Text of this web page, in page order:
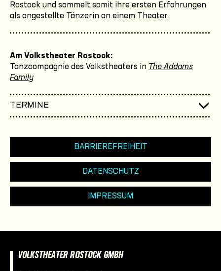
Rostock und sammelt somit ihre ersten Erfahrungen
als angestellte Tänzerin an einem Theater.
Am Volkstheater Rostock:
Tanzcompagnie des Volkstheaters in The Addams
Family
TERMINE
BARRIEREFREIHEIT
DATENSCHUTZ
IMPRESSUM
VOLKSTHEATER ROSTOCK GMBH